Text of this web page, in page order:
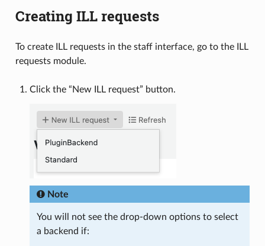
Creating ILL requests
To create ILL requests in the staff interface, go to the ILL
requests module.
Click the “New ILL request” button.
Note
You will not see the drop-down options to select
a backend if: